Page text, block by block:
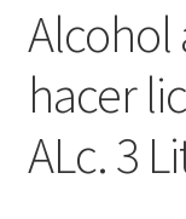
Alcohol
hacer
ALc. 3